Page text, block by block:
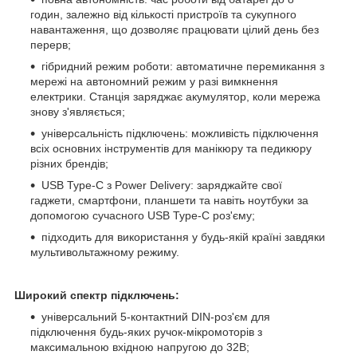
годин, залежно від кількості пристроїв та сукупного
навантаження, що дозволяє працювати цілий день без
перерв;
гібридний режим роботи: автоматичне перемикання з
мережі на автономний режим у разі вимкнення
електрики. Станція заряджає акумулятор, коли мережа
знову з'являється;
універсальність підключень: можливість підключення
всіх основних інструментів для манікюру та педикюру
різних брендів;
USB Type-C з Power Delivery: заряджайте свої
гаджети, смартфони, планшети та навіть ноутбуки за
допомогою сучасного USB Type-C роз'єму;
підходить для використання у будь-якій країні завдяки
мультивольтажному режиму.
Широкий спектр підключень:
універсальний 5-контактний DIN-роз'єм для
підключення будь-яких ручок-мікромоторів з
максимальною вхідною напругою до 32В;